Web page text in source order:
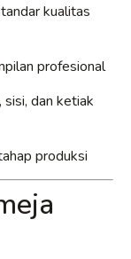
kualitas
profesional
sisi, dan ketiak
produksi